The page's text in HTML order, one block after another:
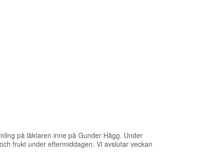
på läktaren inne på Gunder Hägg. Under
frukt under eftermiddagen. Vi avslutar veckan